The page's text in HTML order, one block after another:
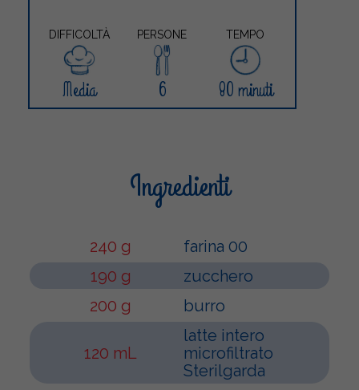
DIFFICOLTÀ PERSONE TEMPO
Media 6 80 minuti
Ingredienti
240 g
farina 00
190 g
zucchero
200 g
burro
120 mL
latte intero
microfiltrato
Sterilgarda